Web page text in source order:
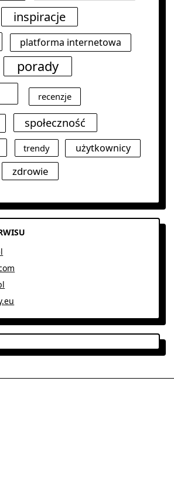
inspiracje
platforma internetowa
porady
recenzje
społeczność
trendy
użytkownicy
zdrowie